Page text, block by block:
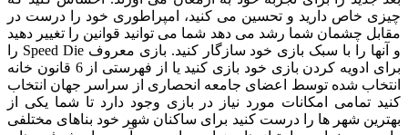
چیزی خاص دارید و تحسین می کنید، امپراطوری خود را درست در
مقابل چشمان شما رشد می دهد شما می توانید قوانین را تغییر دهید
و آنها را با سبک بازی خود سازگار کنید. بازی معروف Speed Die را
برای ادویه کردن بازی خود بازی کنید یا از فهرستی از 6 قانون خانه
انتخاب شده توسط اعضای جامعه انحصاری از سراسر جهان انتخاب
کنید تمامی امکانات مورد نیاز در بازی وجود دارد تا شما یکی از
بهترین شهر ها را درست کنید برای ساکنان شهر خود بناهای مختلفی